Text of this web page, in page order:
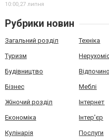
10:00,27 липня
Рубрики новин
Загальний розділ Техніка
Туризм
Будівництво
Бізнес Меблі
Жіночий розділ Інтернет
Економіка Інтер'єр
Кулінарія Послуги